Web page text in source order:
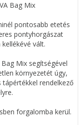
Bag Mix
pontosabb etetés
pontyhorgászat
vált.
Mix segítségével
környezetét úgy,
rendelkező
forgalomba kerül.